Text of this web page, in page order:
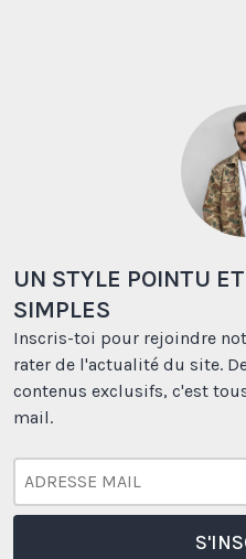
UN STYLE POINTU
SIMPLES
Inscris-toi pour rejoindre
rater de l'actualité du site.
contenus exclusifs, c'est
mail.